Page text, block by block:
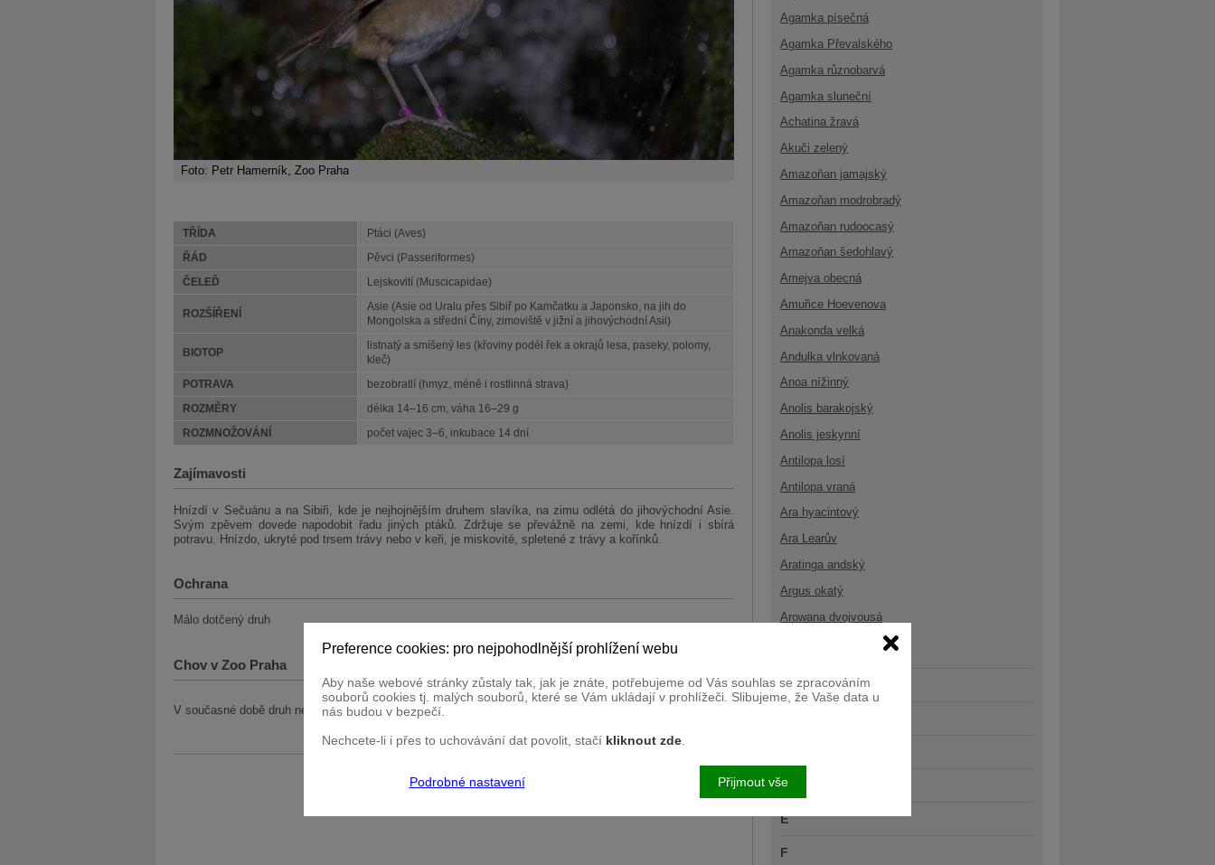
Foto: Petr Hamerník, Zoo Praha
TŘÍDA Ptáci (Aves)
ŘÁD Pěvci (Passeriformes)
ČELEĎ Lejskovití (Muscicapidae)
ROZŠÍŘENÍ
Asie (Asie od Uralu přes Sibiř po Kamčatku a Japonsko, na jih do
Mongolska a střední Číny, zimoviště v jižní a jihovýchodní Asii)
BIOTOP
listnatý a smíšený les (křoviny podél řek a okrajů lesa, paseky, polomy,
kleč)
POTRAVA bezobratlí (hmyz, méně i rostlinná strava)
ROZMĚRY délka 14–16 cm, váha 16–29 g
ROZMNOŽOVÁNÍ počet vajec 3–6, inkubace 14 dní
Zajímavosti
Hnízdí v Sečuánu a na Sibiři, kde je nejhojnějším druhem slavíka, na zimu odlétá do jihovýchodní Asie.
Svým zpěvem dovede napodobit řadu jiných ptáků. Zdržuje se převážně na zemi, kde hnízdí i sbírá
potravu. Hnízdo, ukryté pod trsem trávy nebo v keři, je miskovité, spletené z trávy a kořínků.
Ochrana
Málo dotčený druh
Chov v Zoo Praha
V současné době druh nechováme.
Agamka písečná
Agamka Převalského
Agamka různobarvá
Agamka sluneční
Achatina žravá
Akuči zelený
Amazoňan jamajský
Amazoňan modrobradý
Amazoňan rudoocasý
Amazoňan šedohlavý
Amejva obecná
Amuřice Hoevenova
Anakonda velká
Andulka vlnkovaná
Anoa nížinný
Anolis barakojský
Anolis jeskynní
Antilopa losí
Antilopa vraná
Ara hyacintový
Ara Learův
Aratinga andský
Argus okatý
Arowana dvojvousá
C
Ď
E
F
Preference cookies: pro nejpohodlnější prohlížení webu
Aby naše webové stránky zůstaly tak, jak je znáte, potřebujeme od Vás souhlas se zpracováním
souborů cookies tj. malých souborů, které se Vám ukládají v prohlížeči. Slibujeme, že Vaše data u
nás budou v bezpečí.
Nechcete-li i přes to uchovávání dat povolit, stačí kliknout zde
Podrobné nastavení Přijmout vše